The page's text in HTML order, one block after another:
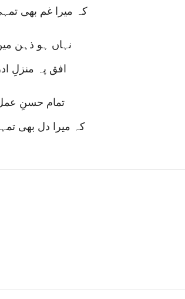
کہ میرا غم بھی
نہاں ہو ذہن
افق پہ منزلِ
تمام حسنِ
کہ میرا دل بھی